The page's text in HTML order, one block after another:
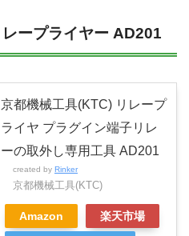
ープライヤー AD201
京都機械工具(KTC) リレープ
ライヤ プラグイン端子リレ
ーの取外し専用工具 AD201
created by Rinker
京都機械工具(KTC)
Amazon 楽天市場